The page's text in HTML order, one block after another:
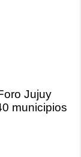
Jujuy
municipios